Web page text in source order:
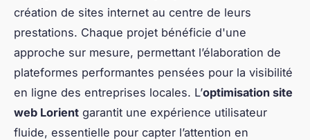
création de sites internet au centre de leurs
prestations. Chaque projet bénéficie d'une
approche sur mesure, permettant l’élaboration de
plateformes performantes pensées pour la visibilité
en ligne des entreprises locales. L’optimisation site
web Lorient garantit une expérience utilisateur
fluide, essentielle pour capter l’attention en